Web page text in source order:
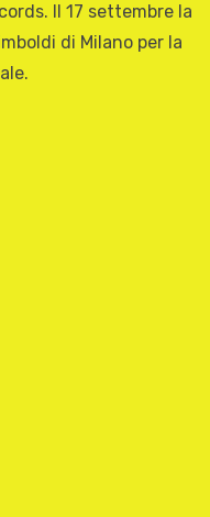
Il 17 settembre la
di Milano per la